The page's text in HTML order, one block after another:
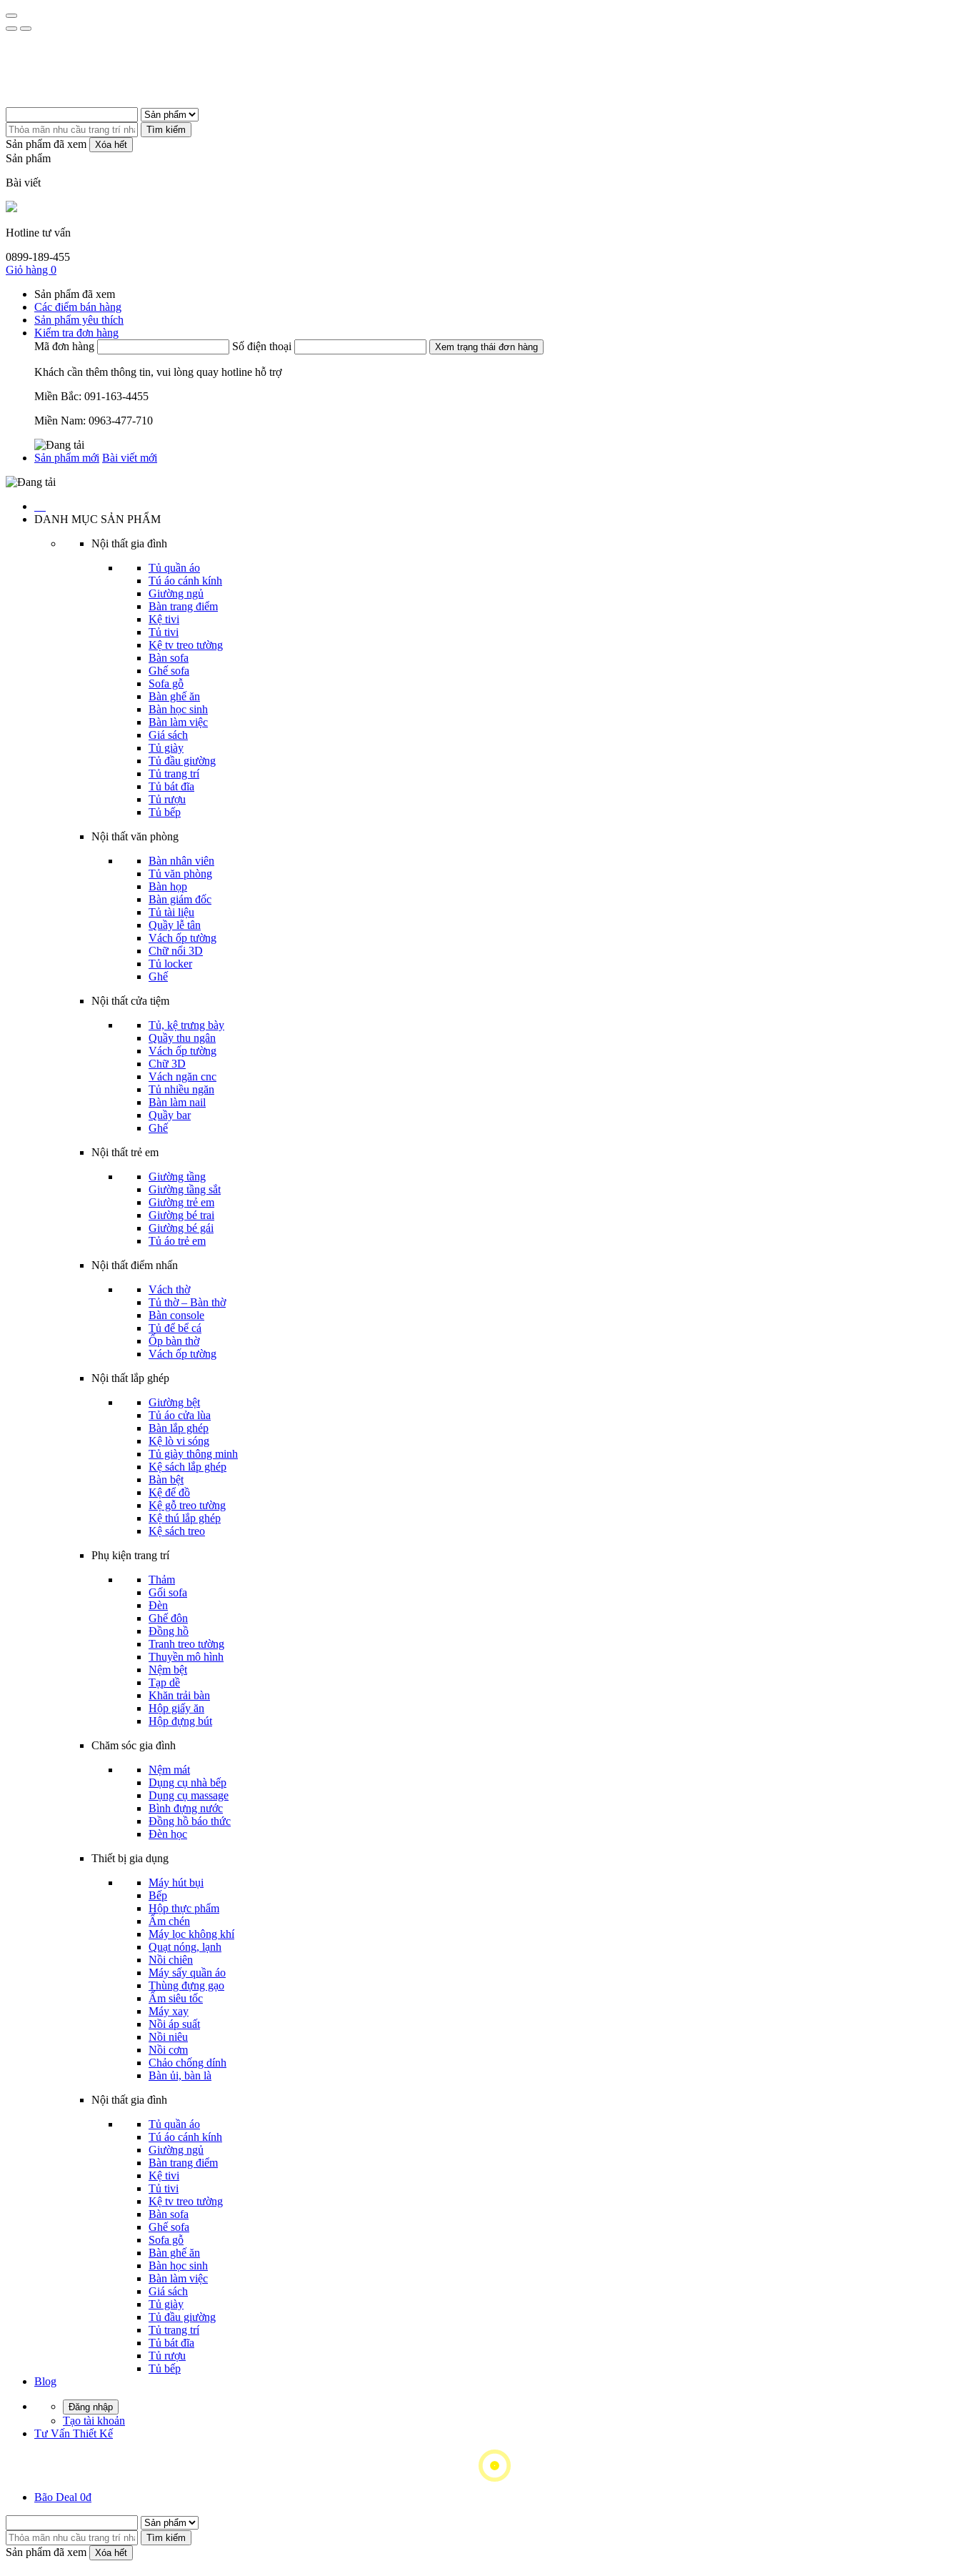
Tìm kiếm
Sản phẩm đã xem Xóa hết
Sản phẩm
Bài viết
Hotline tư vấn
0899-189-455
Giỏ hàng 0
Sản phẩm đã xem
Các điểm bán hàng
Sản phẩm yêu thích
Kiểm tra đơn hàng
Mã đơn hàng
Số điện thoại Xem trạng thái đơn hàng
Khách cần thêm thông tin, vui lòng quay hotline hỗ trợ
Miền Bắc: 091-163-4455
Miền Nam: 0963-477-710
Sản phẩm mới Bài viết mới
DANH MỤC SẢN PHẨM
Nội thất gia đình
Tủ quần áo
Tú áo cánh kính
Giường ngủ
Bàn trang điểm
Kệ tivi
Tủ tivi
Kệ tv treo tường
Bàn sofa
Ghế sofa
Sofa gỗ
Bàn ghế ăn
Bàn học sinh
Bàn làm việc
Giá sách
Tủ giày
Tủ đầu giường
Tủ trang trí
Tủ bát đĩa
Tủ rượu
Tủ bếp
Nội thất văn phòng
Bàn nhân viên
Tủ văn phòng
Bàn họp
Bàn giám đốc
Tủ tài liệu
Quầy lễ tân
Vách ốp tường
Chữ nổi 3D
Tủ locker
Ghế
Nội thất cửa tiệm
Tủ, kệ trưng bày
Quầy thu ngân
Vách ốp tường
Chữ 3D
Vách ngăn cnc
Tủ nhiều ngăn
Bàn làm nail
Quầy bar
Ghế
Nội thất trẻ em
Giường tầng
Giường tầng sắt
Giường trẻ em
Giường bé trai
Giường bé gái
Tủ áo trẻ em
Nội thất điểm nhấn
Vách thờ
Tủ thờ – Bàn thờ
Bàn console
Tủ để bể cá
Ốp bàn thờ
Vách ốp tường
Nội thất lắp ghép
Giường bệt
Tủ áo cửa lùa
Bàn lắp ghép
Kệ lò vi sóng
Tủ giày thông minh
Kệ sách lắp ghép
Bàn bệt
Kệ để đồ
Kệ gỗ treo tường
Kệ thú lắp ghép
Kệ sách treo
Phụ kiện trang trí
Thảm
Gối sofa
Đèn
Ghế đôn
Đồng hồ
Tranh treo tường
Thuyền mô hình
Nệm bệt
Tạp dề
Khăn trải bàn
Hộp giấy ăn
Hộp đựng bút
Chăm sóc gia đình
Nệm mát
Dụng cụ nhà bếp
Dụng cụ massage
Bình đựng nước
Đồng hồ báo thức
Đèn học
Thiết bị gia dụng
Máy hút bụi
Bếp
Hộp thực phẩm
Ấm chén
Máy lọc không khí
Quạt nóng, lạnh
Nồi chiên
Máy sấy quần áo
Thùng đựng gạo
Ấm siêu tốc
Máy xay
Nồi áp suất
Nồi niêu
Nồi cơm
Chảo chống dính
Bàn ủi, bàn là
Nội thất gia đình
Tủ quần áo
Tú áo cánh kính
Giường ngủ
Bàn trang điểm
Kệ tivi
Tủ tivi
Kệ tv treo tường
Bàn sofa
Ghế sofa
Sofa gỗ
Bàn ghế ăn
Bàn học sinh
Bàn làm việc
Giá sách
Tủ giày
Tủ đầu giường
Tủ trang trí
Tủ bát đĩa
Tủ rượu
Tủ bếp
Blog
Đăng nhập
Tạo tài khoản
Tư Vấn Thiết Kế
Bão Deal 0đ
Tìm kiếm
Sản phẩm đã xem Xóa hết